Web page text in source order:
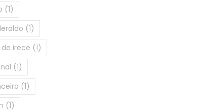
(1)
(1)
irece (1)
(1)
(1)
(1)